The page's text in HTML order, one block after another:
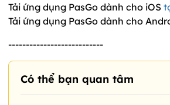
Tải ứng dụng PasGo dành cho iOS
Tải ứng dụng PasGo dành cho
---------------------------
Có thể bạn quan tâm